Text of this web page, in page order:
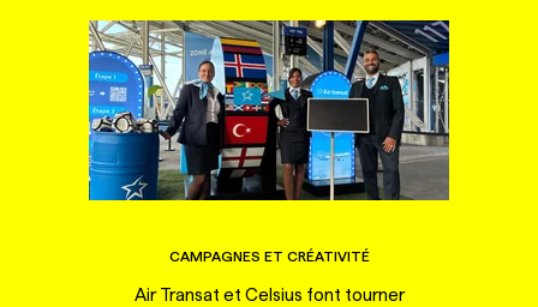
CAMPAGNES ET CRÉATIVITÉ
Air Transat et Celsius font tourner